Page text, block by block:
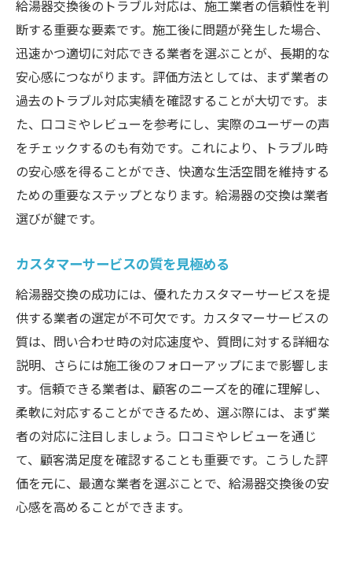
給湯器交換後のトラブル対応は、施工業者の信頼性を判
断する重要な要素です。施工後に問題が発生した場合、
迅速かつ適切に対応できる業者を選ぶことが、長期的な
安心感につながります。評価方法としては、まず業者の
過去のトラブル対応実績を確認することが大切です。ま
た、口コミやレビューを参考にし、実際のユーザーの声
をチェックするのも有効です。これにより、トラブル時
の安心感を得ることができ、快適な生活空間を維持する
ための重要なステップとなります。給湯器の交換は業者
選びが鍵です。
カスタマーサービスの質を見極める
給湯器交換の成功には、優れたカスタマーサービスを提
供する業者の選定が不可欠です。カスタマーサービスの
質は、問い合わせ時の対応速度や、質問に対する詳細な
説明、さらには施工後のフォローアップにまで影響しま
す。信頼できる業者は、顧客のニーズを的確に理解し、
柔軟に対応することができるため、選ぶ際には、まず業
者の対応に注目しましょう。口コミやレビューを通じ
て、顧客満足度を確認することも重要です。こうした評
価を元に、最適な業者を選ぶことで、給湯器交換後の安
心感を高めることができます。